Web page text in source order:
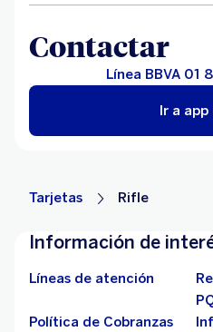
Contactar
Línea BBVA 01
Ir a app
Tarjetas Rifle
Información de
Líneas de atención
Política de Cobranzas